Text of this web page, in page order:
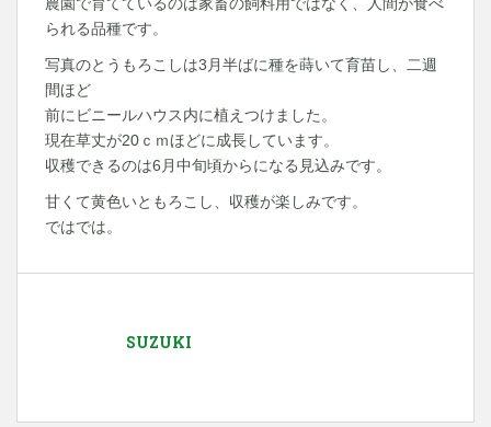
られる品種です。
写真のとうもろこしは3月半ばに種を蒔いて育苗し、二週
間ほど
前にビニールハウス内に植えつけました。
現在草丈が20ｃｍほどに成長しています。
収穫できるのは6月中旬頃からになる見込みです。
甘くて黄色いともろこし、収穫が楽しみです。
ではでは。
SUZUKI